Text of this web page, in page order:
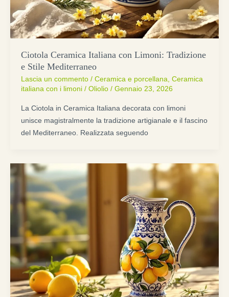
Ciotola Ceramica Italiana con Limoni: Tradizione
e Stile Mediterraneo
Lascia un commento / Ceramica e porcellana, Ceramica
italiana con i limoni/ Oliolio / Gennaio 23, 2026
La Ciotola in Ceramica Italiana decorata con limoni
unisce magistralmente la tradizione artigianale e il fascino
del Mediterraneo. Realizzata seguendo